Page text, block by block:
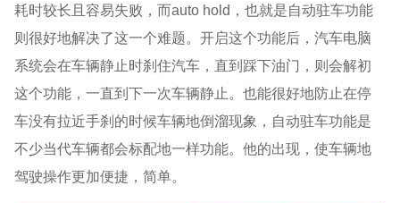
耗时较长且容易失败，而auto hold，也就是自动驻车功能
则很好地解决了这一个难题。开启这个功能后，汽车电脑
系统会在车辆静止时刹住汽车，直到踩下油门，则会解初
这个功能，一直到下一次车辆静止。也能很好地防止在停
车没有拉近手刹的时候车辆地倒溜现象，自动驻车功能是
不少当代车辆都会标配地一样功能。他的出现，使车辆地
驾驶操作更加便捷，简单。